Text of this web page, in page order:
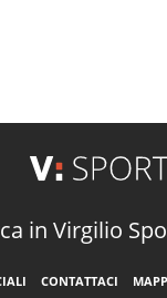
in Virgilio
CONTATTACI